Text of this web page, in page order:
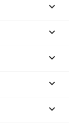




keyboard_arrow_down